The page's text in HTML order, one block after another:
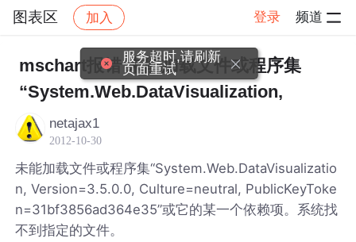
图表区 加入 登录 频道
图表区 帖子详情
mschart报错 未能加载文件或程序集
“System.Web.DataVisualization,
netajax1
2012-10-30
未能加载文件或程序集“System.Web.DataVisualizatio
n, Version=3.5.0.0, Culture=neutral, PublicKeyToke
n=31bf3856ad364e35”或它的某一个依赖项。系统找
不到指定的文件。
服务超时,请刷新
页面重试